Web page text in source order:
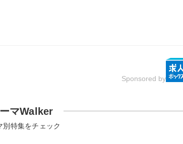
Sponsored by
マWalker
別特集をチェック